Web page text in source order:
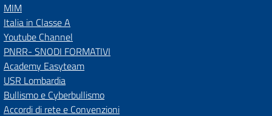
MIM
Italia in Classe A
Youtube Channel
PNRR- SNODI FORMATIVI
Academy Easyteam
USR Lombardia
Bullismo e Cyberbullismo
Accordi di rete e Convenzioni